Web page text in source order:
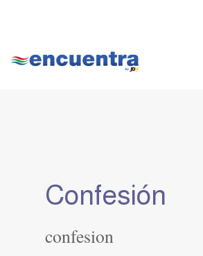
Confesión
confesion